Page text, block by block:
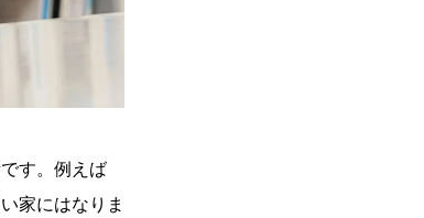
ニュース
ブログ
お問い合わせ
お問い合わせ
す。例えば
家にはなりま